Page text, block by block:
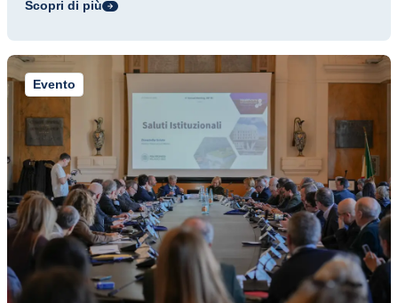
Scopri di più
Evento